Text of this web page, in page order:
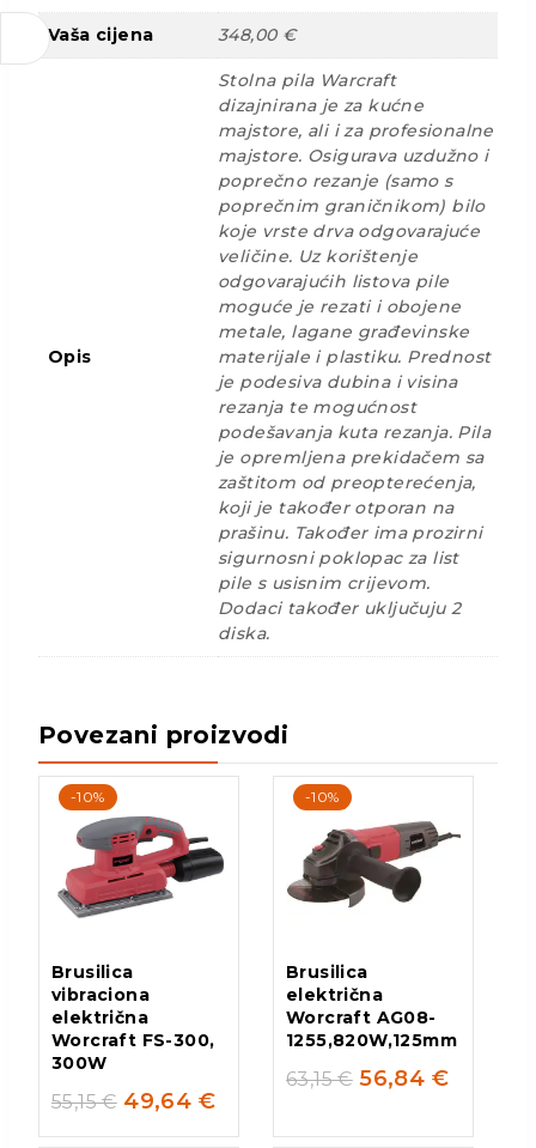
Vaša cijena 348,00 €
Opis
Stolna pila Warcraft
dizajnirana je za kućne
majstore, ali i za profesionalne
majstore. Osigurava uzdužno i
poprečno rezanje (samo s
poprečnim graničnikom) bilo
koje vrste drva odgovarajuće
veličine. Uz korištenje
odgovarajućih listova pile
moguće je rezati i obojene
metale, lagane građevinske
materijale i plastiku. Prednost
je podesiva dubina i visina
rezanja te mogućnost
podešavanja kuta rezanja. Pila
je opremljena prekidačem sa
zaštitom od preopterećenja,
koji je također otporan na
prašinu. Također ima prozirni
sigurnosni poklopac za list
pile s usisnim crijevom.
Dodaci također uključuju 2
diska.
Povezani proizvodi
-10%
Brusilica
vibraciona
električna
Worcraft FS-300,
300W
55,15€ 49,64 €
-10%
Brusilica
električna
Worcraft AG08-
1255,820W,125mm
63,15€ 56,84 €